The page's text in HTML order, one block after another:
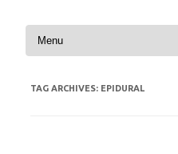
TAG ARCHIVES: EPIDURAL